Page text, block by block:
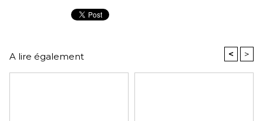
A lire également < >